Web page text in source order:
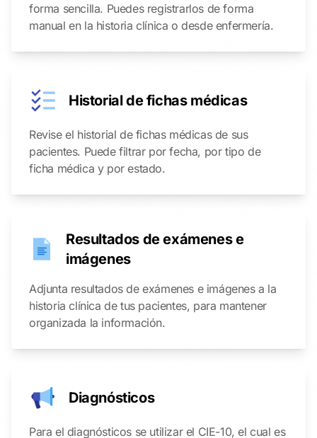
forma sencilla. Puedes registrarlos de forma
manual en la historia clínica o desde enfermería.
Historial de fichas médicas
Revise el historial de fichas médicas de sus
pacientes. Puede filtrar por fecha, por tipo de
ficha médica y por estado.
Resultados de exámenes e
imágenes
Adjunta resultados de exámenes e imágenes a la
historia clínica de tus pacientes, para mantener
organizada la información.
Diagnósticos
Para el diagnósticos se utilizar el CIE-10, el cual es